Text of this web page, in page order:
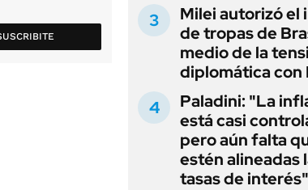
Milei autorizó el
de tropas de
medio de la
diplomática con
Paladini: "La
está casi
pero aún falta
estén alineadas
tasas de interés"